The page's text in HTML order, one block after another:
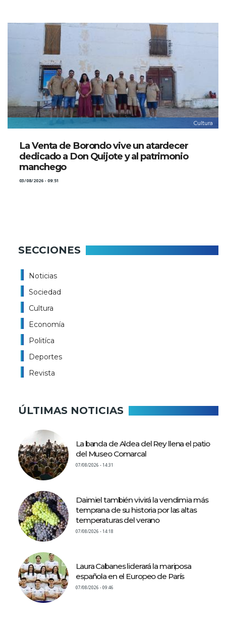
Cultura
La Venta de Borondo vive un atardecer
dedicado a Don Quijote y al patrimonio
manchego
03/08/2026 - 09:51
SECCIONES
Noticias
Sociedad
Cultura
Economía
Politíca
Deportes
Revista
ÚLTIMAS NOTICIAS
La banda de Aldea del Rey llena el patio
del Museo Comarcal
07/08/2026 - 14:31
Daimiel también vivirá la vendimia más
temprana de su historia por las altas
temperaturas del verano
07/08/2026 - 14:18
Laura Cabanes liderará la mariposa
española en el Europeo de París
07/08/2026 - 09:46